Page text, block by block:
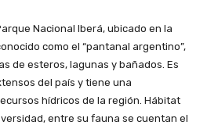
Nacional Iberá, ubicado en la
como el “pantanal argentino”,
de esteros, lagunas y bañados. Es
del país y tiene una
hídricos de la región. Hábitat
entre su fauna se cuentan el